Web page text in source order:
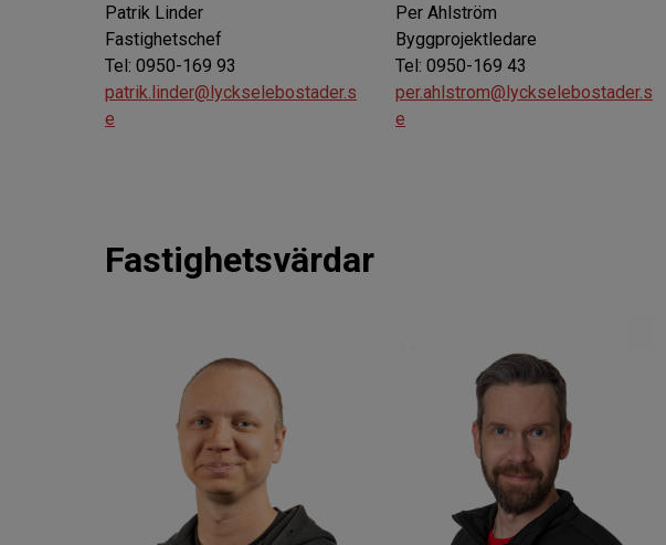
Patrik Linder
Fastighetschef
Tel: 0950-169 93
patrik.linder@lyckselebostader.s
e
Per Ahlström
Byggprojektledare
Tel: 0950-169 43
per.ahlstrom@lyckselebostader.s
e
Fastighetsvärdar